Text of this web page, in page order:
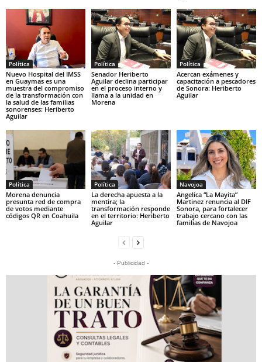
Política
Nuevo Hospital del IMSS
en Guaymas es una
muestra del compromiso
de la transformación con
la salud de las familias
sonorenses: Heriberto
Aguilar
Política
Senador Heriberto
Aguilar declina participar
en el proceso interno y
llama a la unidad en
Morena
Política
Acercan exámenes y
capacitación a pescadores
de Sonora: Heriberto
Aguilar
Política
Morena denuncia
presunta red de compra
de votos mediante
códigos QR en Coahuila
Política
La derecha apuesta a la
mentira; la
transformación responde
en el territorio: Heriberto
Aguilar
Navojoa
Angelica “La Mayita”
Martinez renuncia al DIF
Sonora, para fortalecer
trabajo cercano con las
familias de Navojoa
- Publicidad -